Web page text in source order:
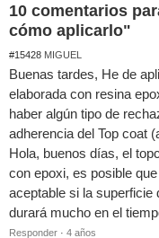
10 comentarios
cómo aplicarlo"
#15428 MIGUEL
Buenas tardes, He de
elaborada con resina
haber algún tipo de
adherencia del Top coat
Hola, buenos días, el
con epoxi, es posible
aceptable si la superficie
durará mucho en el
Responder · 4 años